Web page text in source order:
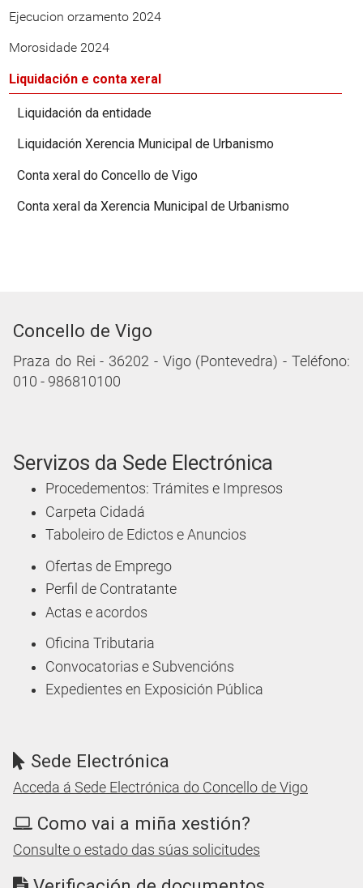
Ejecucion orzamento 2024
Morosidade 2024
Liquidación e conta xeral
Liquidación da entidade
Liquidación Xerencia Municipal de Urbanismo
Conta xeral do Concello de Vigo
Conta xeral da Xerencia Municipal de Urbanismo
Concello de Vigo
Praza do Rei - 36202 - Vigo (Pontevedra) - Teléfono:
010 - 986810100
Servizos da Sede Electrónica
Procedementos: Trámites e Impresos
Carpeta Cidadá
Taboleiro de Edictos e Anuncios
Ofertas de Emprego
Perfil de Contratante
Actas e acordos
Oficina Tributaria
Convocatorias e Subvencións
Expedientes en Exposición Pública
Sede Electrónica
Acceda á Sede Electrónica do Concello de Vigo
Como vai a miña xestión?
Consulte o estado das súas solicitudes